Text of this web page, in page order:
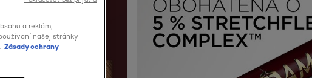
a reklám,
našej stránky
Zásady ochrany